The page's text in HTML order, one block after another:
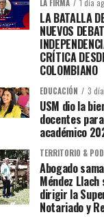
LA FIRMA 1 día
LA BATALLA
NUEVOS
CRÍTICA
COLOMBIANO
EDUCACIÓN 3
USM dio la
docentes
académico
TERRITORIO &
Abogado
Méndez
dirigir la
Notariado y